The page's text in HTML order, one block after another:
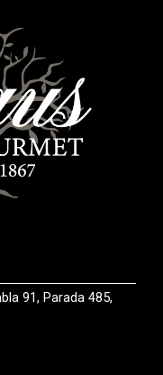
91, Parada 485,